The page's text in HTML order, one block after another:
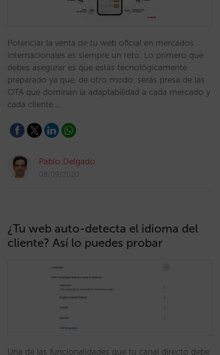
Potenciar la venta de tu web oficial en mercados
internacionales es siempre un reto. Lo primero que
debes asegurar es que estás tecnológicamente
preparado ya que, de otro modo, serás presa de las
OTA que dominan la adaptabilidad a cada mercado y
cada cliente.…
Pablo Delgado
08/09/2020
¿Tu web auto-detecta el idioma del
cliente? Así lo puedes probar
Una de las funcionalidades que tu canal directo debe